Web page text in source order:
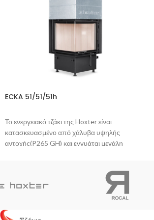
ECKA 51/51/51h
Το ενεργειακό τζάκι της Hoxter είναι
κατασκευασμένο από χάλυβα υψηλής
αντοχής(P265 GH) και εγγυάται μεγάλη
και δεν προκαλεί οσμή στο πρώτο άναμμα.
Η πόρτα σφραγίζει πλήρως, με αποτέλεσμα η
φωτιά να ανταποκρίνεται άμεσα σε κάθε
κίνηση του μοχλού ελέγχου του αέρα. To